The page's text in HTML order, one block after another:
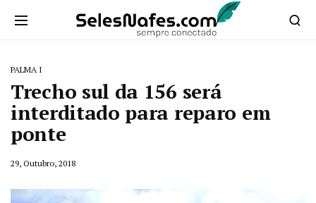
PALMA I
Trecho sul da 156 será
interditado para reparo em
ponte
29, Outubro, 2018